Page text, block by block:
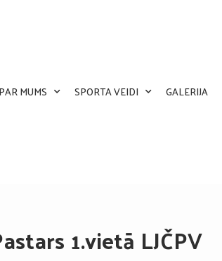
PAR MUMS SPORTA VEIDI GALERIJA
1.vietā LJČPV